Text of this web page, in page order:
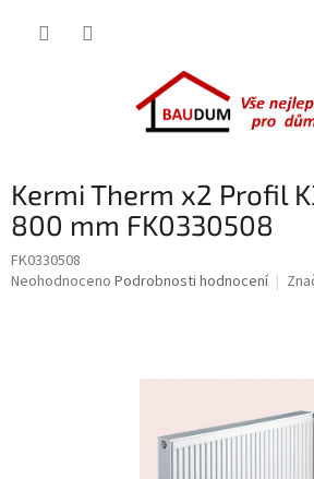
Kermi Therm x2 Profil
800 mm FK0330508
FK0330508
Průměrné
Neohodnoceno Podrobnosti hodnocení